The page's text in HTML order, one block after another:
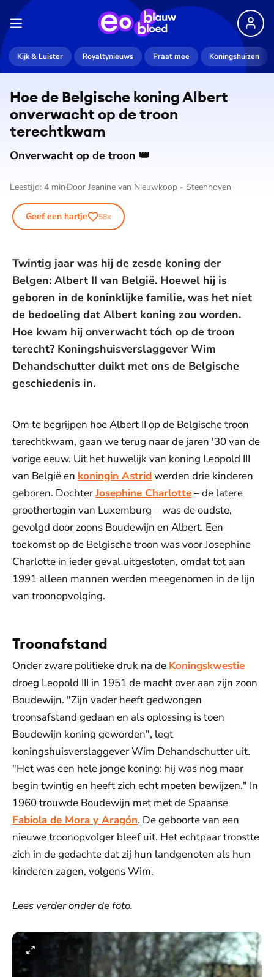
Kijk & Luister Royaltynieuws Praat mee Koningshuizen
Hoe de Belgische koning Albert
onverwacht op de troon
terechtkwam
Onverwacht op de troon 👑
Leestijd: 4 min Door Jeanine van Nieuwkoop - Steenhoven
Geef een hartje 58x
Twintig jaar was hij de zesde koning der
Belgen: Albert II van België. Hoewel hij is
geboren in de koninklijke familie, was het niet
de bedoeling dat Albert koning zou worden.
Hoe kwam hij onverwacht tóch op de troon
terecht? Koningshuisverslaggever Wim
Dehandschutter duikt met ons de Belgische
geschiedenis in.
Om te begrijpen hoe Albert II op de Belgische troon
terechtkwam, gaan we terug naar de jaren '30 van de
vorige eeuw. Uit het huwelijk van koning Leopold III
van België en koningin Astrid werden drie kinderen
geboren. DochterJosephine Charlotte– de latere
groothertogin van Luxemburg – was de oudste,
gevolgd door zoons Boudewijn en Albert. Een
toekomst op de Belgische troon was voor Josephine
Charlotte in ieder geval uitgesloten, omdat tot aan
1991 alleen mannen werden meegenomen in de lijn
van troonopvolging.
Troonafstand
Onder zware politieke druk na de Koningskwestie
droeg Leopold III in 1951 de macht over aan zijn zoon
Boudewijn. "Zijn vader heeft gedwongen
troonsafstand gedaan en als oplossing is toen
Boudewijn koning geworden", legt
koningshuisverslaggever Wim Dehandschutter uit.
"Het was een hele jonge koning: hij was nog maar
begin twintig en heeft zich echt moeten bewijzen." In
1960 trouwde Boudewijn met met de Spaanse
Fabiola de Mora y Aragón. De geboorte van een
nieuwe troonopvolger bleef uit. Het echtpaar troostte
zich in de gedachte dat zij hun landgenoten als hun
kinderen zagen, volgens Wim.
Lees verder onder de foto.